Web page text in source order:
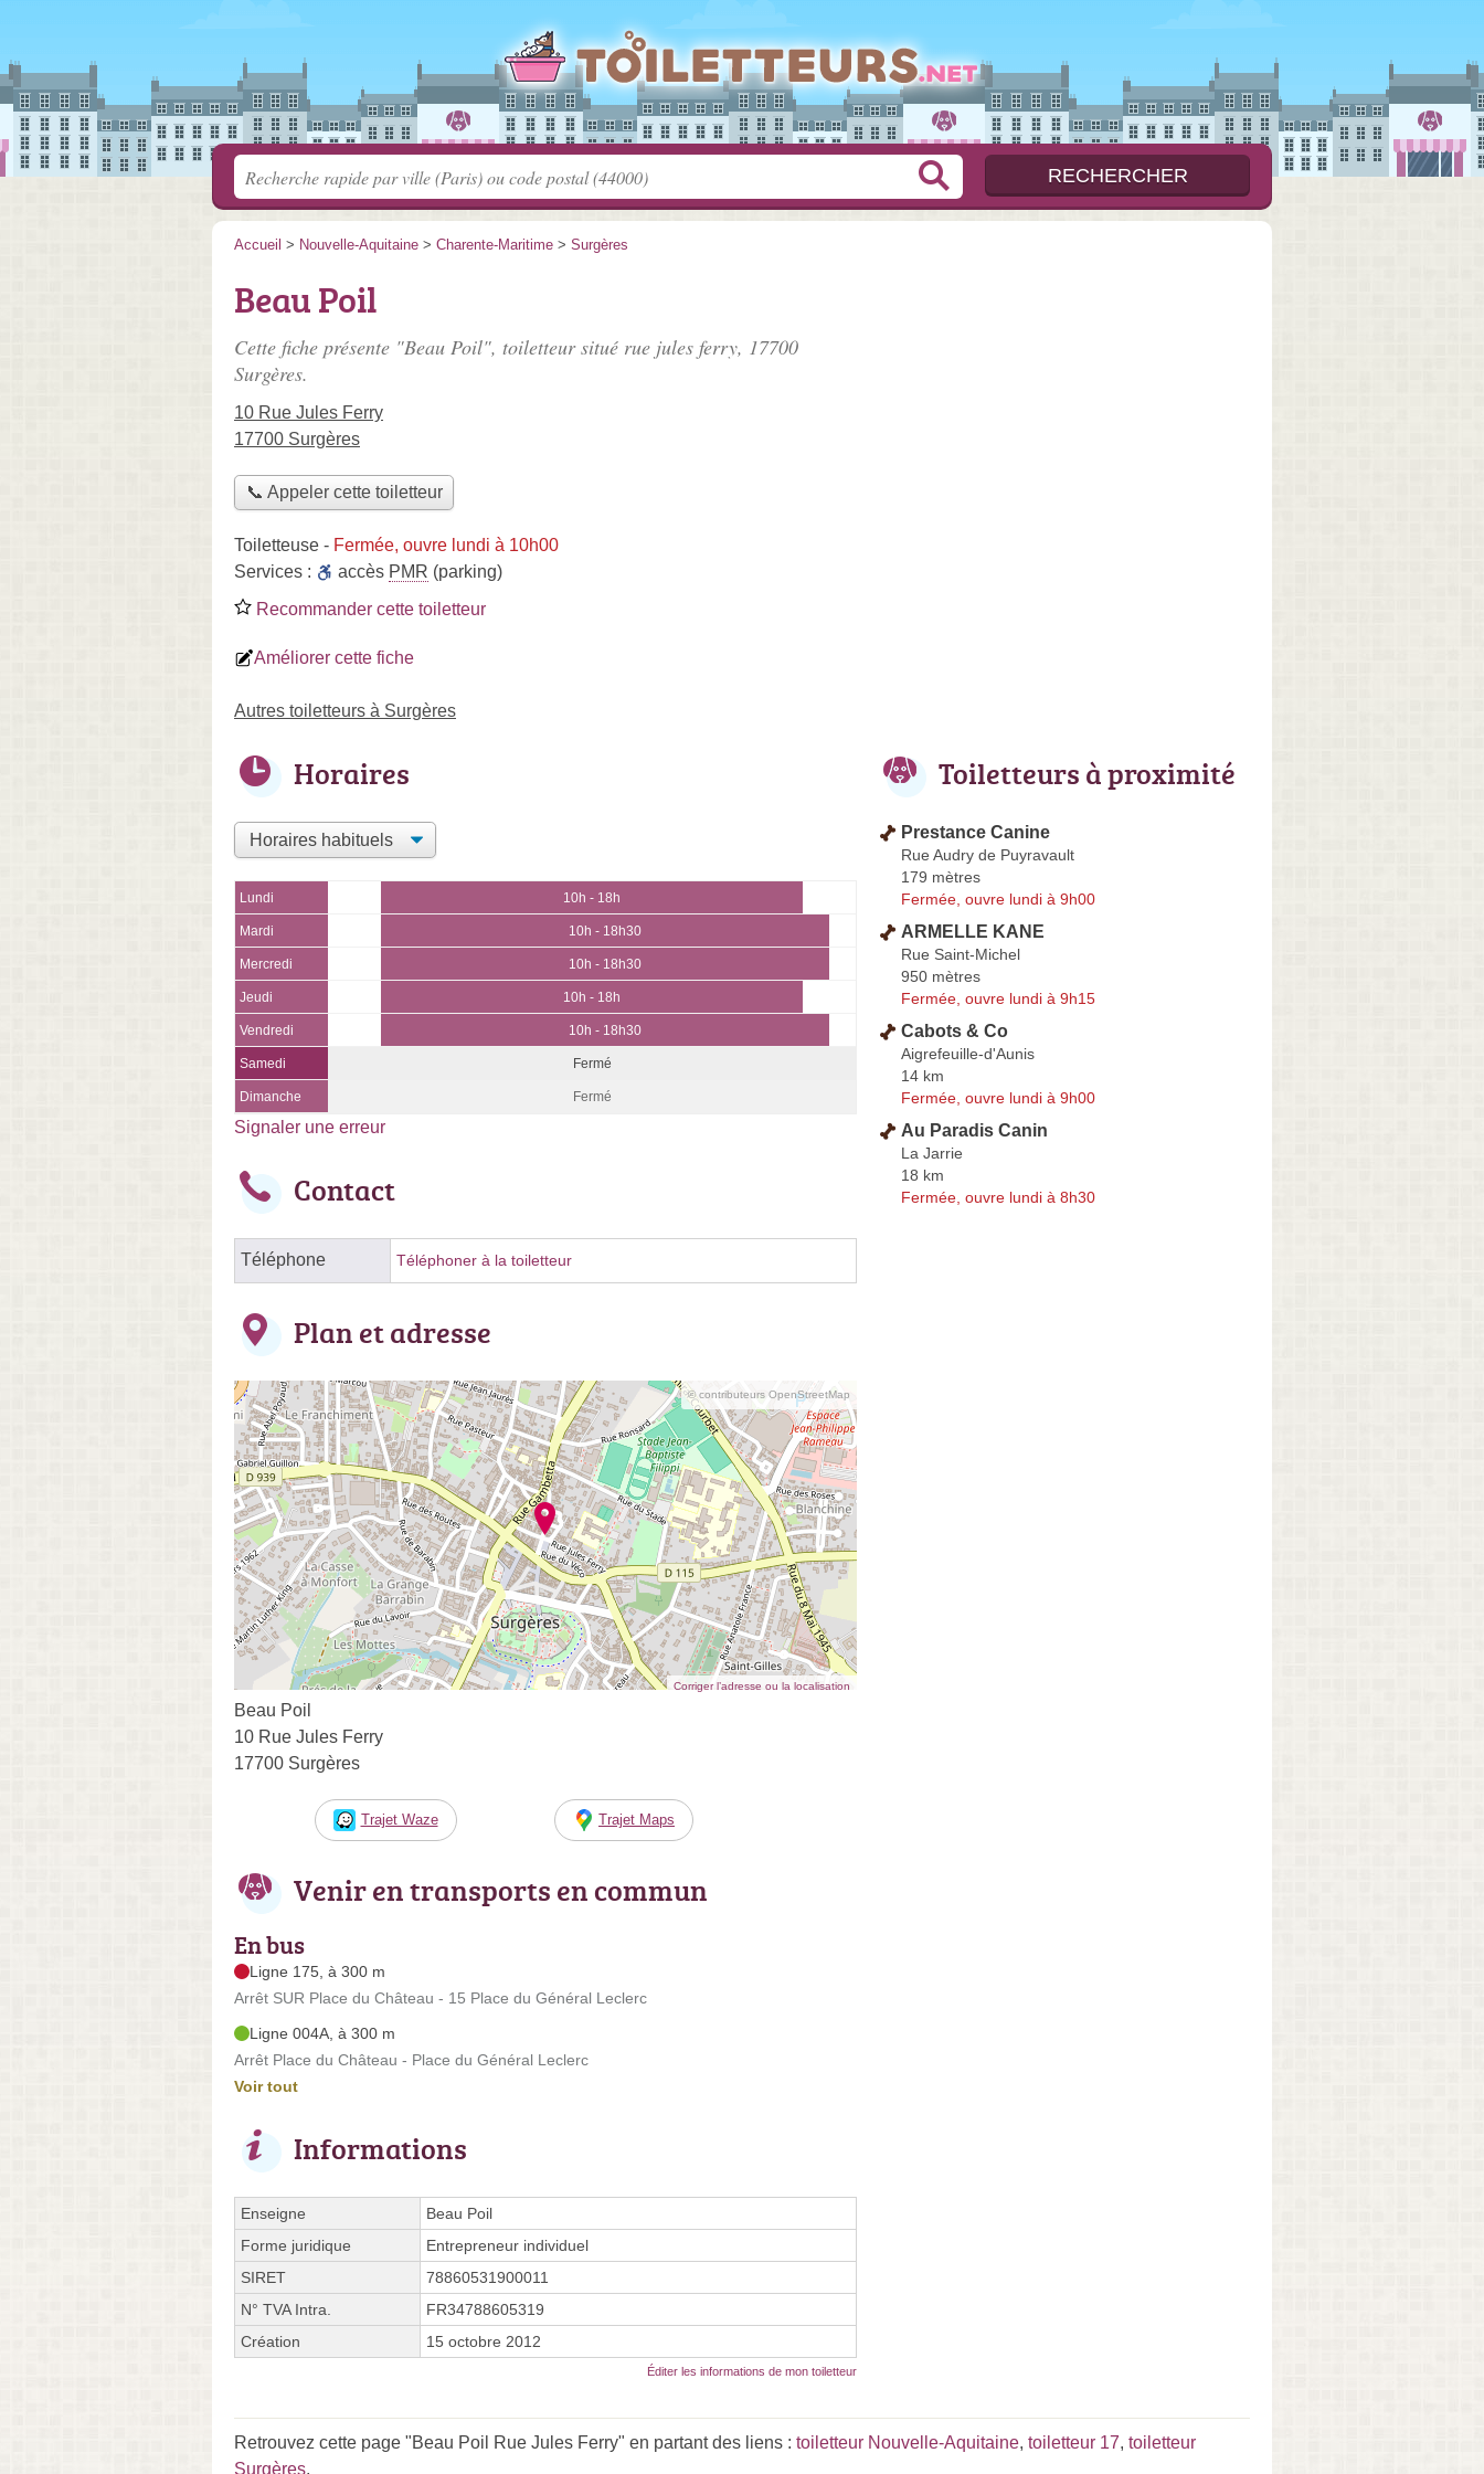
Accueil > Nouvelle-Aquitaine > Charente-Maritime > Surgères
Beau Poil
Cette fiche présente "Beau Poil", toiletteur situé rue jules ferry, 17700
Surgères.
10 Rue Jules Ferry
17700 Surgères
📞 Appeler cette toiletteur
Toiletteuse - Fermée, ouvre lundi à 10h00
Services :
accès PMR (parking)
Recommander cette toiletteur
Améliorer cette fiche
Autres toiletteurs à Surgères
Horaires
Lundi 10h - 18h
Mardi 10h - 18h30
Mercredi 10h - 18h30
Jeudi 10h - 18h
Vendredi 10h - 18h30
Samedi Fermé
Dimanche Fermé
Signaler une erreur
Contact
Téléphone Téléphoner à la toiletteur
Plan et adresse
© contributeurs OpenStreetMap
Corriger l’adresse ou la localisation
Beau Poil
10 Rue Jules Ferry
17700 Surgères
Trajet Waze Trajet Maps
Venir en transports en commun
En bus
Ligne 175, à 300 m
Arrêt SUR Place du Château - 15 Place du Général Leclerc
Ligne 004A, à 300 m
Arrêt Place du Château - Place du Général Leclerc
Voir tout
Informations
Enseigne
Beau Poil
Forme juridique
Entrepreneur individuel
SIRET
78860531900011
N° TVA Intra.
FR34788605319
Création
15 octobre 2012
Éditer les informations de mon toiletteur
Toiletteurs à proximité
Prestance Canine
Rue Audry de Puyravault
179 mètres
Fermée, ouvre lundi à 9h00
ARMELLE KANE
Rue Saint-Michel
950 mètres
Fermée, ouvre lundi à 9h15
Cabots & Co
Aigrefeuille-d'Aunis
14 km
Fermée, ouvre lundi à 9h00
Au Paradis Canin
La Jarrie
18 km
Fermée, ouvre lundi à 8h30
Retrouvez cette page "Beau Poil Rue Jules Ferry" en partant des liens : toiletteur Nouvelle-Aquitaine, toiletteur 17, toiletteur
Surgères.